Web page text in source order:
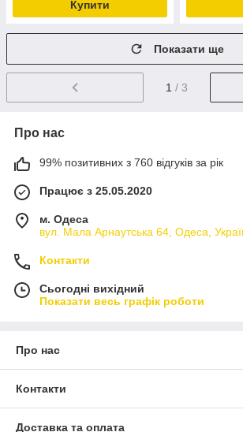
Купити
Показати ще
1 / 3
Про нас
99% позитивних з 760 відгуків за рік
Працює з 25.05.2020
м. Одеса
вул. Мала Арнаутська 64, Одеса,
Контакти
Сьогодні вихідний
Показати весь графік роботи
Про нас
Контакти
Доставка та оплата